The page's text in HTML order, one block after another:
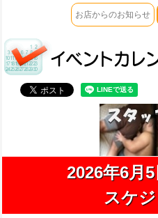
お店からのお知らせ
2026年6月
スケ